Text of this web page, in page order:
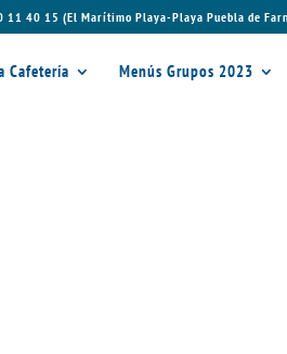
40 15 (El Marítimo Playa-Playa Puebla de
Cafetería Menús Grupos 2023